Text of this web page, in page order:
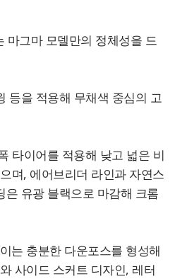
마그마 모델만의 정체성을 드
등을 적용해 무채색 중심의 고
타이어를 적용해 낮고 넓은 비
며, 에어브리더 라인과 자연스
유광 블랙으로 마감해 크롬
는 충분한 다운포스를 형성해
사이드 스커트 디자인, 레터